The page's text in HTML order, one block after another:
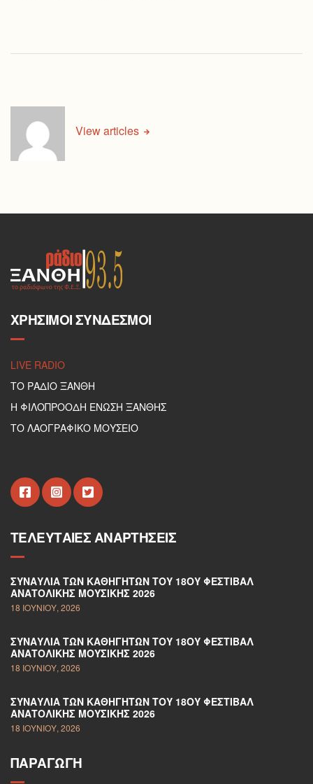
View articles
ΧΡΉΣΙΜΟΙ ΣΎΝΔΕΣΜΟΙ
LIVE RADIO
ΤΟ ΡΑΔΙΟ ΞΑΝΘΗ
Η ΦΙΛΟΠΡΟΟΔΗ ΕΝΩΣΗ ΞΑΝΘΗΣ
ΤΟ ΛΑΟΓΡΑΦΙΚΟ ΜΟΥΣΕΙΟ
ΤΕΛΕΥΤΑΊΕΣ ΑΝΑΡΤΉΣΕΙΣ
ΣΥΝΑΥΛΊΑ ΤΩΝ ΚΑΘΗΓΗΤΏΝ ΤΟΥ 18ΟΥ ΦΕΣΤΙΒΆΛ
ΑΝΑΤΟΛΙΚΉΣ ΜΟΥΣΙΚΉΣ 2026
18 ΙΟΥΝΊΟΥ, 2026
ΣΥΝΑΥΛΊΑ ΤΩΝ ΚΑΘΗΓΗΤΏΝ ΤΟΥ 18ΟΥ ΦΕΣΤΙΒΆΛ
ΑΝΑΤΟΛΙΚΉΣ ΜΟΥΣΙΚΉΣ 2026
18 ΙΟΥΝΊΟΥ, 2026
ΣΥΝΑΥΛΊΑ ΤΩΝ ΚΑΘΗΓΗΤΏΝ ΤΟΥ 18ΟΥ ΦΕΣΤΙΒΆΛ
ΑΝΑΤΟΛΙΚΉΣ ΜΟΥΣΙΚΉΣ 2026
18 ΙΟΥΝΊΟΥ, 2026
ΠΑΡΑΓΩΓΉ